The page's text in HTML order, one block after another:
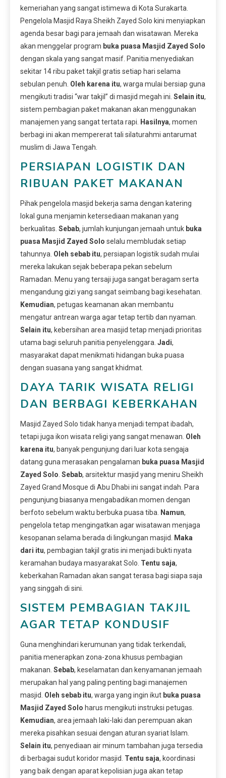
kemeriahan yang sangat istimewa di Kota Surakarta.
Pengelola Masjid Raya Sheikh Zayed Solo kini menyiapkan
agenda besar bagi para jemaah dan wisatawan. Mereka
akan menggelar program buka puasa Masjid Zayed Solo
dengan skala yang sangat masif. Panitia menyediakan
sekitar 14 ribu paket takjil gratis setiap hari selama
sebulan penuh. Oleh karena itu, warga mulai bersiap guna
mengikuti tradisi “war takjil” di masjid megah ini. Selain itu,
sistem pembagian paket makanan akan menggunakan
manajemen yang sangat tertata rapi.
Hasilnya, momen
berbagi ini akan mempererat tali silaturahmi antarumat
muslim di Jawa Tengah.
PERSIAPAN LOGISTIK DAN
RIBUAN PAKET MAKANAN
Pihak pengelola masjid bekerja sama dengan katering
lokal guna menjamin ketersediaan makanan yang
berkualitas. Sebab, jumlah kunjungan jemaah untuk buka
puasa Masjid Zayed Solo selalu membludak setiap
tahunnya. Oleh sebab itu, persiapan logistik sudah mulai
mereka lakukan sejak beberapa pekan sebelum
Ramadan. Menu yang tersaji juga sangat beragam serta
mengandung gizi yang sangat seimbang bagi kesehatan.
Kemudian, petugas keamanan akan membantu
mengatur antrean warga agar tetap tertib dan nyaman.
Selain itu, kebersihan area masjid tetap menjadi prioritas
utama bagi seluruh panitia penyelenggara. Jadi,
masyarakat dapat menikmati hidangan buka puasa
dengan suasana yang sangat khidmat.
DAYA TARIK WISATA RELIGI
DAN BERBAGI KEBERKAHAN
Masjid Zayed Solo tidak hanya menjadi tempat ibadah,
tetapi juga ikon wisata religi yang sangat menawan. Oleh
karena itu, banyak pengunjung dari luar kota sengaja
datang guna merasakan pengalaman buka puasa Masjid
Zayed Solo Sebab, arsitektur masjid yang meniru Sheikh
Zayed Grand Mosque di Abu Dhabi ini sangat indah. Para
pengunjung biasanya mengabadikan momen dengan
berfoto sebelum waktu berbuka puasa tiba.
Namun,
pengelola tetap mengingatkan agar wisatawan menjaga
kesopanan selama berada di lingkungan masjid.
Maka
dari itu, pembagian takjil gratis ini menjadi bukti nyata
keramahan budaya masyarakat Solo. Tentu saja,
keberkahan Ramadan akan sangat terasa bagi siapa saja
yang singgah di sini.
SISTEM PEMBAGIAN TAKJIL
AGAR TETAP KONDUSIF
Guna menghindari kerumunan yang tidak terkendali,
panitia menerapkan zona-zona khusus pembagian
makanan. Sebab, keselamatan dan kenyamanan jemaah
merupakan hal yang paling penting bagi manajemen
masjid. Oleh sebab itu, warga yang ingin ikut buka puasa
Masjid Zayed Solo harus mengikuti instruksi petugas.
Kemudian, area jemaah laki-laki dan perempuan akan
mereka pisahkan sesuai dengan aturan syariat Islam.
Selain itu, penyediaan air minum tambahan juga tersedia
di berbagai sudut koridor masjid. Tentu saja, koordinasi
yang baik dengan aparat kepolisian juga akan tetap